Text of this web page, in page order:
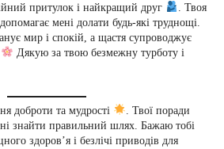
притулок і найкращий друг
. Твоя
мені долати будь-які труднощі.
мир і спокій, а щастя супроводжує
Дякую за твою безмежну турботу і
доброти та мудрості
. Твої поради
знайти правильний шлях. Бажаю тобі
здоров’я і безлічі приводів для